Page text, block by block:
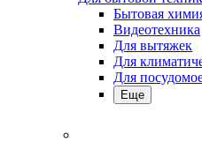
Бытовая
Видеотехника
Для вытяжек
Для
Для
Еще